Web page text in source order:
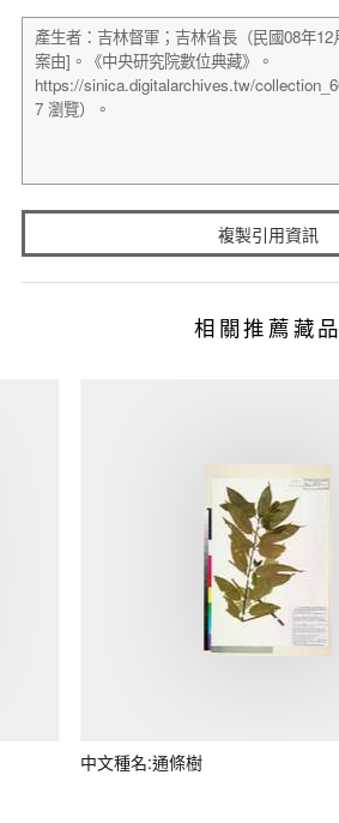
複製引用資訊
相關推薦藏品
中文種名:通條樹